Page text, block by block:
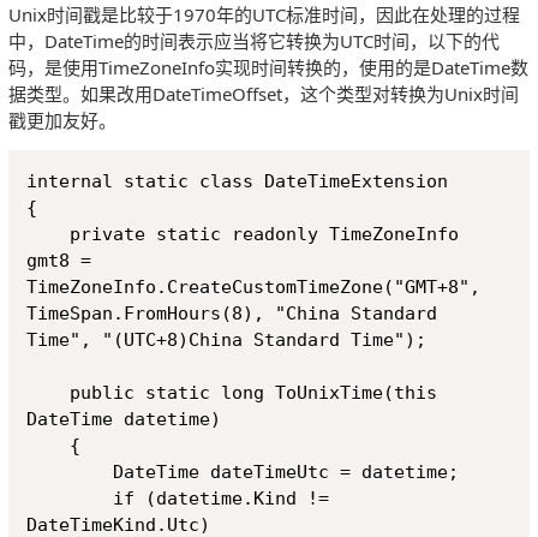
Unix时间戳是比较于1970年的UTC标准时间，因此在处理的过程
中，DateTime的时间表示应当将它转换为UTC时间，以下的代
码，是使用TimeZoneInfo实现时间转换的，使用的是DateTime数
据类型。如果改用DateTimeOffset，这个类型对转换为Unix时间
戳更加友好。
internal static class DateTimeExtension
{
gmt8 =
TimeZoneInfo.CreateCustomTimeZone("GMT+8",
TimeSpan.FromHours(8), "China Standard
Time", "(UTC+8)China Standard Time");
DateTime datetime)
DateTimeKind.Utc)